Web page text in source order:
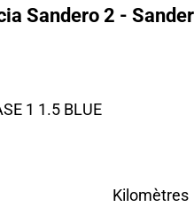
Sandero 2 -
1 1.5 BLUE
Kilomètres